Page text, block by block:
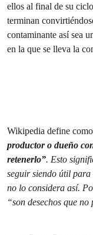
ellos al final de su
terminan
contaminante así sea
en la que se lleva la
Wikipedia define como
productor o dueño
retenerlo”. Esto
seguir siendo útil
no lo considera así.
“son desechos que